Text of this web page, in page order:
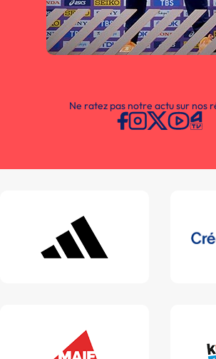
Ne ratez pas notre actu sur nos